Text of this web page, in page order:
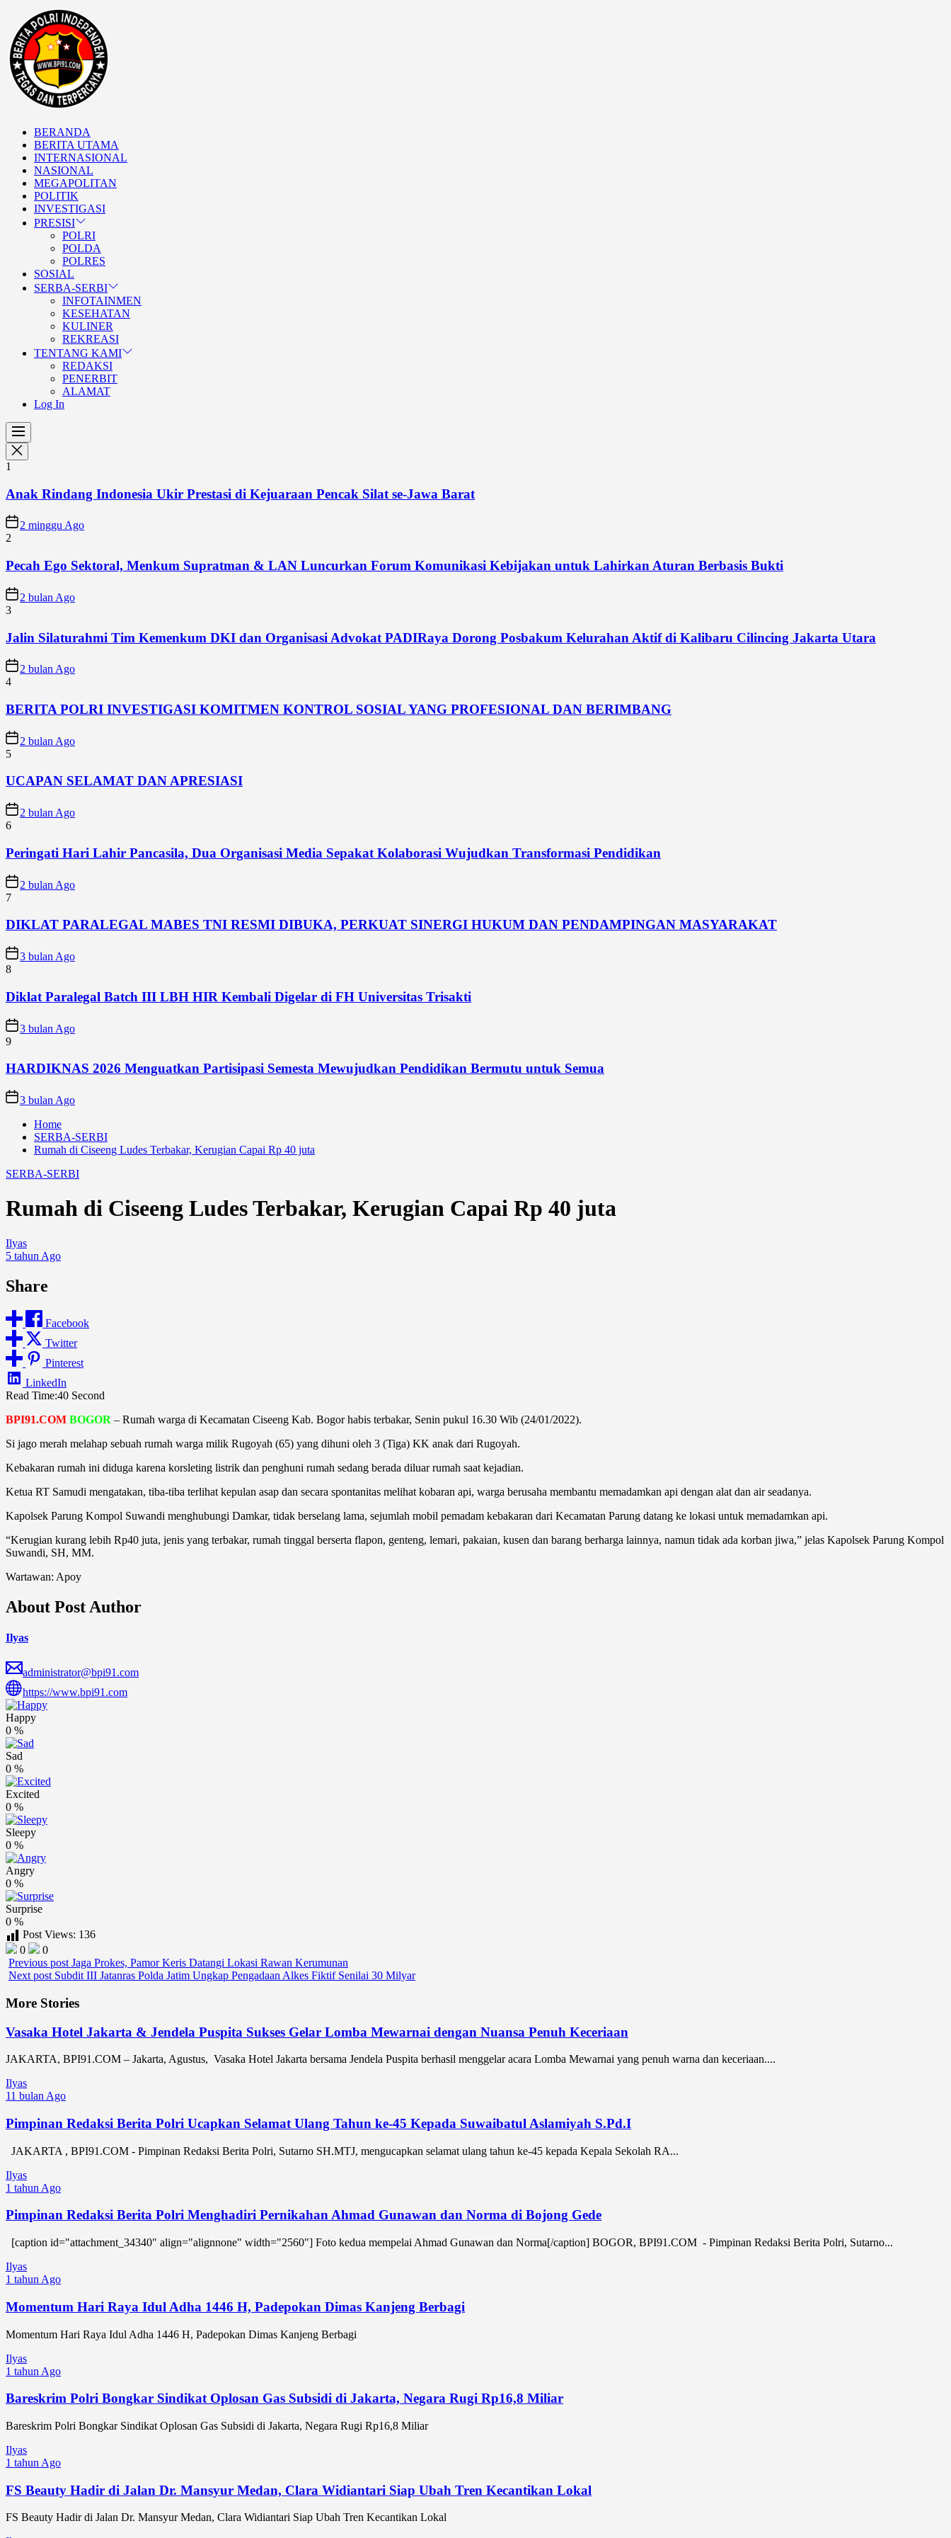
the
content
BERITA POLRI INDEPENDEN
BERANDA
BERITA UTAMA
INTERNASIONAL
NASIONAL
MEGAPOLITAN
POLITIK
INVESTIGASI
PRESISI
POLRI
POLDA
POLRES
SOSIAL
SERBA-SERBI
INFOTAINMEN
KESEHATAN
KULINER
REKREASI
TENTANG KAMI
REDAKSI
PENERBIT
ALAMAT
Log In
1
Anak Rindang Indonesia Ukir Prestasi di Kejuaraan Pencak Silat se-Jawa Barat
2 minggu Ago
2
Pecah Ego Sektoral, Menkum Supratman & LAN Luncurkan Forum Komunikasi Kebijakan untuk Lahirkan Aturan Berbasis Bukti
2 bulan Ago
3
Jalin Silaturahmi Tim Kemenkum DKI dan Organisasi Advokat PADIRaya Dorong Posbakum Kelurahan Aktif di Kalibaru Cilincing Jakarta Utara
2 bulan Ago
4
BERITA POLRI INVESTIGASI KOMITMEN KONTROL SOSIAL YANG PROFESIONAL DAN BERIMBANG
2 bulan Ago
5
UCAPAN SELAMAT DAN APRESIASI
2 bulan Ago
6
Peringati Hari Lahir Pancasila, Dua Organisasi Media Sepakat Kolaborasi Wujudkan Transformasi Pendidikan
2 bulan Ago
7
DIKLAT PARALEGAL MABES TNI RESMI DIBUKA, PERKUAT SINERGI HUKUM DAN PENDAMPINGAN MASYARAKAT
3 bulan Ago
8
Diklat Paralegal Batch III LBH HIR Kembali Digelar di FH Universitas Trisakti
3 bulan Ago
9
HARDIKNAS 2026 Menguatkan Partisipasi Semesta Mewujudkan Pendidikan Bermutu untuk Semua
3 bulan Ago
Home
SERBA-SERBI
Rumah di Ciseeng Ludes Terbakar, Kerugian Capai Rp 40 juta
SERBA-SERBI
Rumah di Ciseeng Ludes Terbakar, Kerugian Capai Rp 40 juta
Ilyas
5 tahun Ago
Share
Facebook
Twitter
Pinterest
LinkedIn
Read Time:40 Second
BPI91.COM BOGOR – Rumah warga di Kecamatan Ciseeng Kab. Bogor habis terbakar, Senin pukul 16.30 Wib (24/01/2022).
Si jago merah melahap sebuah rumah warga milik Rugoyah (65) yang dihuni oleh 3 (Tiga) KK anak dari Rugoyah.
Kebakaran rumah ini diduga karena korsleting listrik dan penghuni rumah sedang berada diluar rumah saat kejadian.
Ketua RT Samudi mengatakan, tiba-tiba terlihat kepulan asap dan secara spontanitas melihat kobaran api, warga berusaha membantu memadamkan api dengan alat dan air seadanya.
Kapolsek Parung Kompol Suwandi menghubungi Damkar, tidak berselang lama, sejumlah mobil pemadam kebakaran dari Kecamatan Parung datang ke lokasi untuk memadamkan api.
“Kerugian kurang lebih Rp40 juta, jenis yang terbakar, rumah tinggal berserta flapon, genteng, lemari, pakaian, kusen dan barang berharga lainnya, namun tidak ada korban jiwa,” jelas Kapolsek Parung Kompol
Suwandi, SH, MM.
Wartawan: Apoy
About Post Author
Ilyas
administrator@bpi91.com
https://www.bpi91.com
Happy
0 %
Sad
0 %
Excited
0 %
Sleepy
0 %
Angry
0 %
Surprise
0 %
Post Views: 136
0
0
Previous post Jaga Prokes, Pamor Keris Datangi Lokasi Rawan Kerumunan
Next post Subdit III Jatanras Polda Jatim Ungkap Pengadaan Alkes Fiktif Senilai 30 Milyar
More Stories
Vasaka Hotel Jakarta & Jendela Puspita Sukses Gelar Lomba Mewarnai dengan Nuansa Penuh Keceriaan
JAKARTA, BPI91.COM – Jakarta, Agustus, Vasaka Hotel Jakarta bersama Jendela Puspita berhasil menggelar acara Lomba Mewarnai yang penuh warna dan keceriaan....
Ilyas
11 bulan Ago
Pimpinan Redaksi Berita Polri Ucapkan Selamat Ulang Tahun ke-45 Kepada Suwaibatul Aslamiyah S.Pd.I
JAKARTA , BPI91.COM - Pimpinan Redaksi Berita Polri, Sutarno SH.MTJ, mengucapkan selamat ulang tahun ke-45 kepada Kepala Sekolah RA...
Ilyas
1 tahun Ago
Pimpinan Redaksi Berita Polri Menghadiri Pernikahan Ahmad Gunawan dan Norma di Bojong Gede
[caption id="attachment_34340" align="alignnone" width="2560"] Foto kedua mempelai Ahmad Gunawan dan Norma[/caption] BOGOR, BPI91.COM - Pimpinan Redaksi Berita Polri, Sutarno...
Ilyas
1 tahun Ago
Momentum Hari Raya Idul Adha 1446 H, Padepokan Dimas Kanjeng Berbagi
Momentum Hari Raya Idul Adha 1446 H, Padepokan Dimas Kanjeng Berbagi
Ilyas
1 tahun Ago
Bareskrim Polri Bongkar Sindikat Oplosan Gas Subsidi di Jakarta, Negara Rugi Rp16,8 Miliar
Bareskrim Polri Bongkar Sindikat Oplosan Gas Subsidi di Jakarta, Negara Rugi Rp16,8 Miliar
Ilyas
1 tahun Ago
FS Beauty Hadir di Jalan Dr. Mansyur Medan, Clara Widiantari Siap Ubah Tren Kecantikan Lokal
FS Beauty Hadir di Jalan Dr. Mansyur Medan, Clara Widiantari Siap Ubah Tren Kecantikan Lokal